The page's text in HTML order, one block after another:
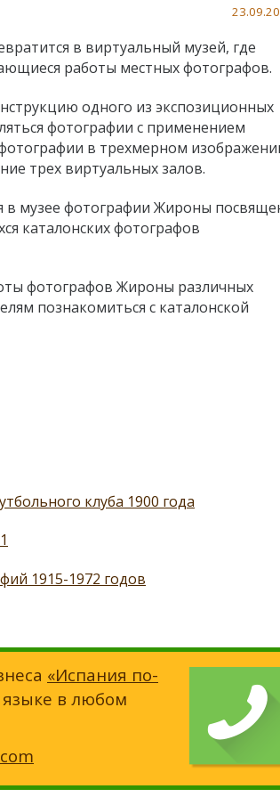
в виртуальный музей, где
работы местных фотографов.
одного из экспозиционных
фотографии с применением
в трехмерном
трех виртуальных залов.
в музее фотографии Жироны
каталонских фотографов
фотографов Жироны различных
познакомиться с каталонской
клуба 1900 года
1915-1972 годов
«Испания по-
языке в любом